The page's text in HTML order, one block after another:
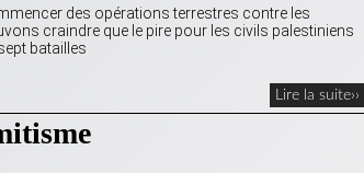
des opérations terrestres contre les
craindre que le pire pour les civils palestiniens
batailles
Lire la suite››